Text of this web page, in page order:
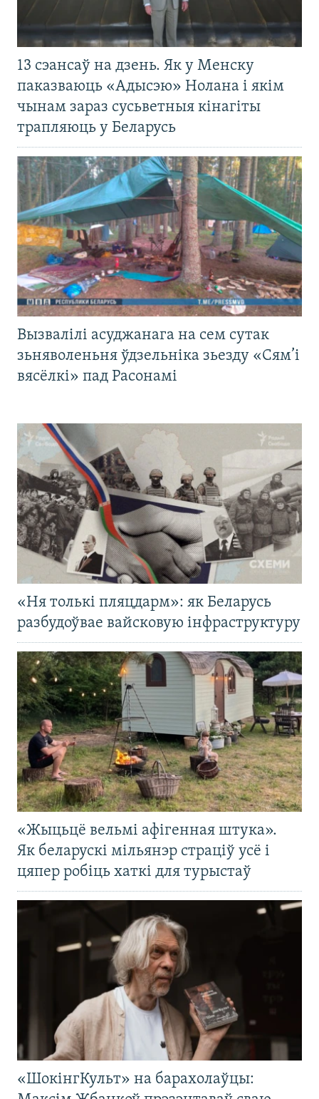
13 сэансаў на дзень. Як у Менску
паказваюць «Адысэю» Нолана і якім
чынам зараз сусьветныя кінагіты
трапляюць у Беларусь
Вызвалілі асуджанага на сем сутак
зьняволеньня ўдзельніка зьезду «Сям’і
вясёлкі» пад Расонамі
«Ня толькі пляцдарм»: як Беларусь
разбудоўвае вайсковую інфраструктуру
«Жыцьцё вельмі афігенная штука».
Як беларускі мільянэр страціў усё і
цяпер робіць хаткі для турыстаў
«ШокінгКульт» на барахолаўцы: